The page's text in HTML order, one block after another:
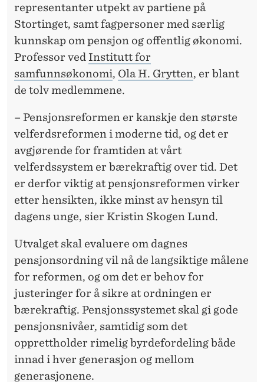
representanter utpekt av partiene på
Stortinget, samt fagpersoner med særlig
kunnskap om pensjon og offentlig økonomi.
Professor ved Institutt for
samfunnsøkonomi, Ola H. Grytten, er blant
de tolv medlemmene.
– Pensjonsreformen er kanskje den største
velferdsreformen i moderne tid, og det er
avgjørende for framtiden at vårt
velferdssystem er bærekraftig over tid. Det
er derfor viktig at pensjonsreformen virker
etter hensikten, ikke minst av hensyn til
dagens unge, sier Kristin Skogen Lund.
Utvalget skal evaluere om dagnes
pensjonsordning vil nå de langsiktige målene
for reformen, og om det er behov for
justeringer for å sikre at ordningen er
bærekraftig. Pensjonssystemet skal gi gode
pensjonsnivåer, samtidig som det
opprettholder rimelig byrdefordeling både
innad i hver generasjon og mellom
generasjonene.